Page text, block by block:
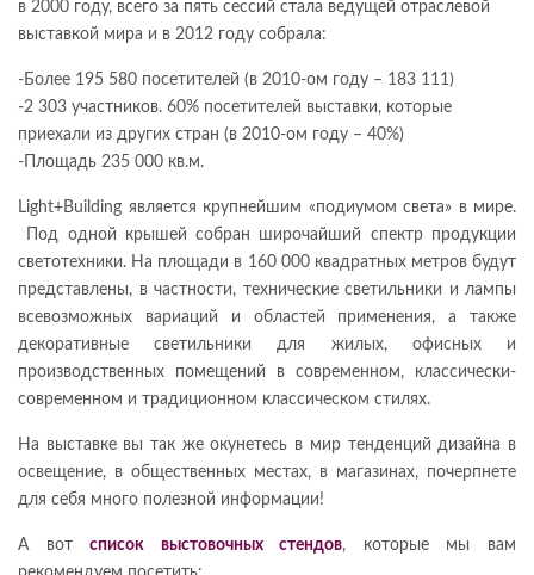
в 2000 году, всего за пять сессий стала ведущей отраслевой
выставкой мира и в 2012 году собрала:
-Более 195 580 посетителей (в 2010-ом году – 183 111)
-2 303 участников. 60% посетителей выставки, которые
приехали из других стран (в 2010-ом году – 40%)
-Площадь 235 000 кв.м.
Light+Building является крупнейшим «подиумом света» в мире.
Под одной крышей собран широчайший спектр продукции
светотехники. На площади в 160 000 квадратных метров будут
представлены, в частности, технические светильники и лампы
всевозможных вариаций и областей применения, а также
декоративные светильники для жилых, офисных и
производственных помещений в современном, классически-
современном и традиционном классическом стилях.
На выставке вы так же окунетесь в мир тенденций дизайна в
освещение, в общественных местах, в магазинах, почерпнете
для себя много полезной информации!
А вотсписок выстовочных стендов, которые мы вам